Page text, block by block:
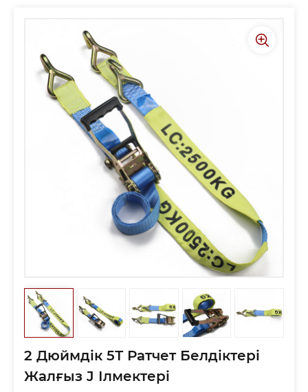
2 Дюймдік 5Т Ратчет Белдіктері
Жалғыз J Ілмектері